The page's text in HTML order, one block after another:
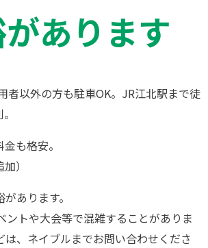
あります
者以外の方も駐車OK。JR江北駅まで徒
も格安。
）
あります。
トや大会等で混雑することがありま
は、ネイブルまでお問い合わせくださ